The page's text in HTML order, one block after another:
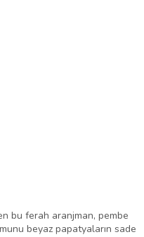
bu ferah aranjman, pembe
beyaz papatyaların sade